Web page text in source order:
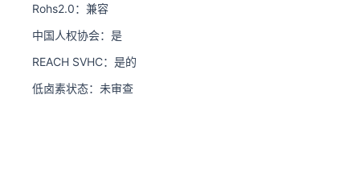
Rohs2.0：兼容
中国人权协会：是
REACH SVHC：是的
低卤素状态：未审查